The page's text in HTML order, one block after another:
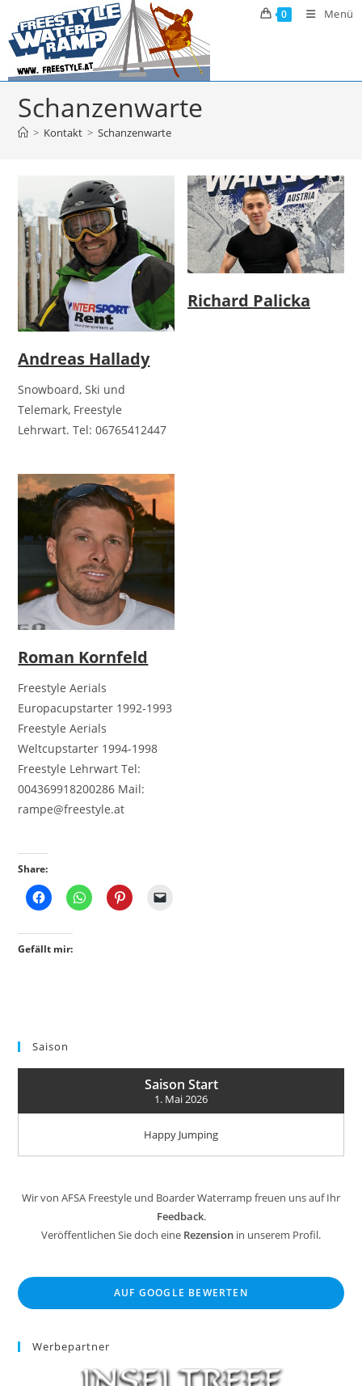
Inhalt
springen
0 Menü
Schanzenwarte
> Kontakt > Schanzenwarte
Andreas Hallady
Snowboard, Ski und
Telemark, Freestyle
Lehrwart. Tel: 06765412447
Richard Palicka
Roman Kornfeld
Freestyle Aerials
Europacupstarter 1992-1993
Freestyle Aerials
Weltcupstarter 1994-1998
Freestyle Lehrwart Tel:
004369918200286 Mail:
rampe@freestyle.at
Share:
Gefällt mir:
Saison
Saison Start
1. Mai 2026
Happy Jumping
Wir von AFSA Freestyle und Boarder Waterramp freuen uns auf Ihr
Feedback.
Veröffentlichen Sie doch eine Rezension in unserem Profil.
AUF GOOGLE BEWERTEN
Werbepartner